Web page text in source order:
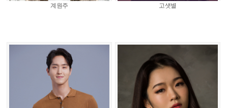
계원주 고샛별